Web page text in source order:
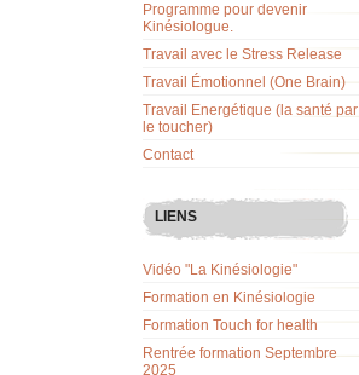
Programme pour devenir
Kinésiologue.
Travail avec le Stress Release
Travail Émotionnel (One Brain)
Travail Energétique (la santé par
le toucher)
Contact
LIENS
Vidéo "La Kinésiologie"
Formation en Kinésiologie
Formation Touch for health
Rentrée formation Septembre
2025